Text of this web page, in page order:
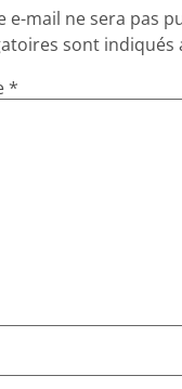
e-mail ne sera pas
sont indiqués
*